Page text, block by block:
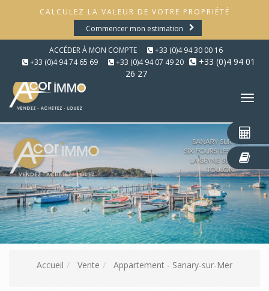
CALCULEZ LA VALEUR DE VOTRE PROPRIÉTÉ
Commencer mon estimation
ACCÉDER À MON COMPTE
+33 (0)4 94 30 00 16
+33 (0)4 94 74 65 69
+33 (0)4 94 07 49 20
+33 (0)4 94 01
26 27
Accueil Vente Appartement - Sanary-sur-Mer